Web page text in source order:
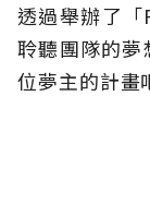
透過舉辦了
聆聽團隊的
位夢主的計畫